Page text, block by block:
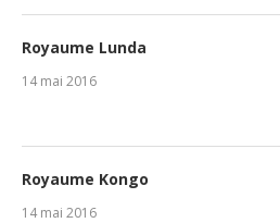
Royaume Lunda
14 mai 2016
Royaume Kongo
14 mai 2016